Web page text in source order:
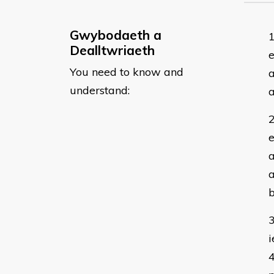
Gwybodaeth a
Dealltwriaeth
You need to know and
understand: